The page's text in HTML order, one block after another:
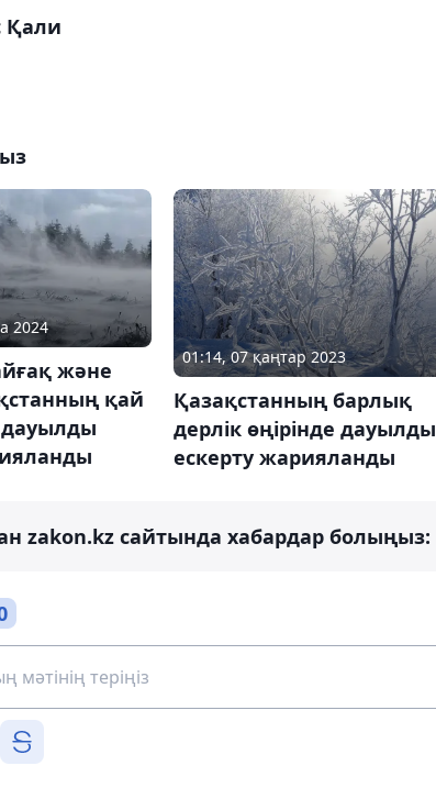
Қали
2024
және
қай
дауылды
01:14, 07 қаңтар 2023
Қазақстанның барлық
дерлік өңірінде дауылды
ескерту жарияланды
zakon.kz сайтында хабардар болыңыз: